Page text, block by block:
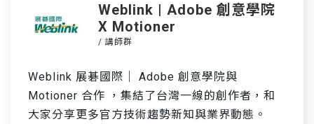
Weblink | Adobe 創意學院
X Motioner
/ 講師群
Weblink 展碁國際｜ Adobe 創意學院與
Motioner 合作 ，集結了台灣一線的創作者，和
大家分享更多官方技術趨勢新知與業界動態。